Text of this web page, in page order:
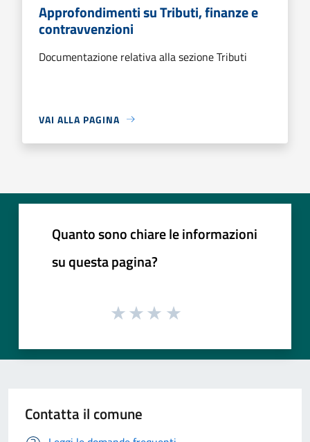
Approfondimenti su Tributi, finanze e
contravvenzioni
Documentazione relativa alla sezione Tributi
VAI ALLA PAGINA
Quanto sono chiare le informazioni
su questa pagina?
Contatta il comune